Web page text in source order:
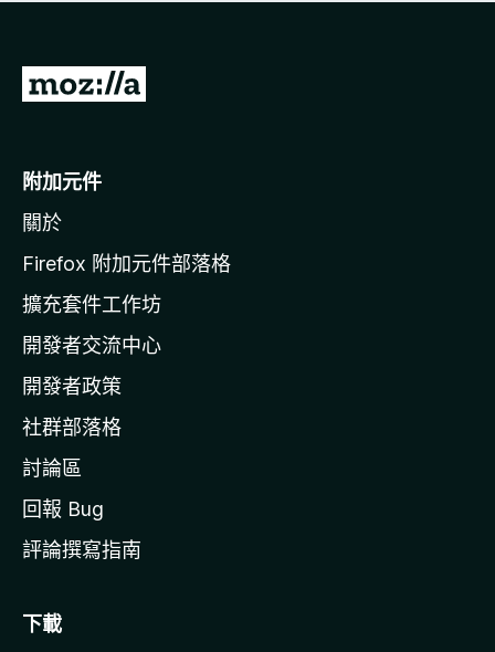
有
前
o
i
l
a
官
網
附加元件
關於
Firefox 附加元件部落格
擴充套件工作坊
開發者交流中心
開發者政策
社群部落格
討論區
回報 Bug
評論撰寫指南
下載